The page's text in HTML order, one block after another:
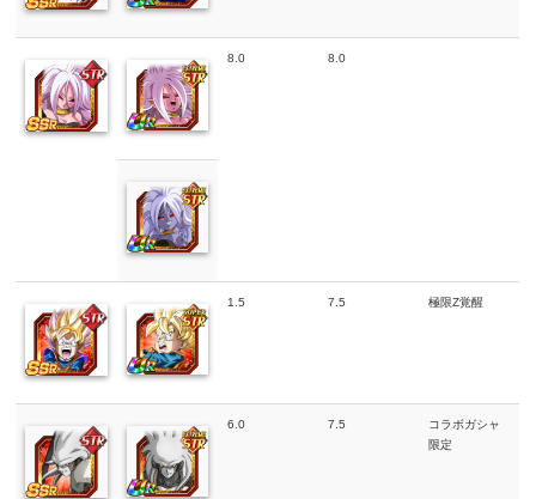
8.0 8.0
1.5 7.5 極限Z覚醒
6.0 7.5
コラボガシャ
限定